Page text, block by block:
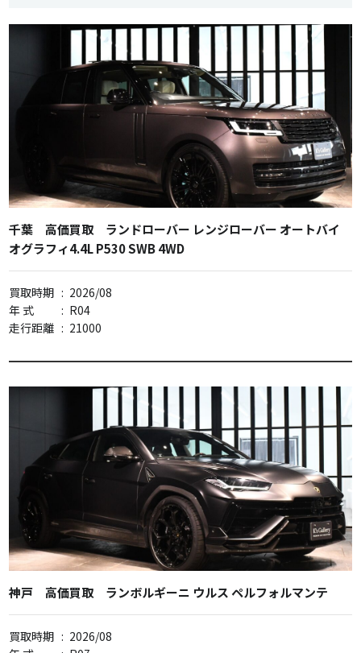
千葉 高価買取 ランドローバー レンジローバー オートバイ
オグラフィ4.4L P530 SWB 4WD
買取時期 : 2026/08
年 式
: R04
走行距離 : 21000
神戸 高価買取 ランボルギーニ ウルス ペルフォルマンテ
買取時期 : 2026/08